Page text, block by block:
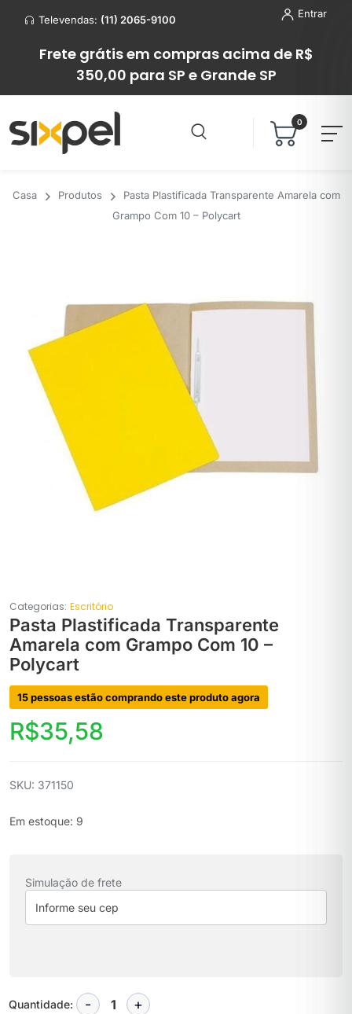
Televendas: (11) 2065-9100
Frete grátis em compras acima de R$
350,00 para SP e Grande SP
Entrar
0
Casa Produtos
Pasta Plastificada Transparente Amarela com
Grampo Com 10 – Polycart
Categorias: Escritório
Pasta Plastificada Transparente
Amarela com Grampo Com 10 –
Polycart
15 pessoas estão comprando este produto agora
R$35,58
SKU: 371150
Em estoque: 9
Simulação de frete
Quantidade: